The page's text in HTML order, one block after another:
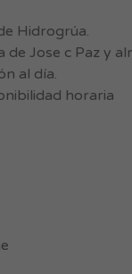
Hidrogrúa.
de Jose c Paz y
al día.
horaria